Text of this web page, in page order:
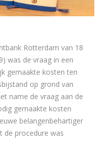
Rotterdam van 18
was de vraag in een
gemaakte kosten ten
op grond van
name de vraag aan de
gemaakte kosten
belangenbehartiger
de procedure was